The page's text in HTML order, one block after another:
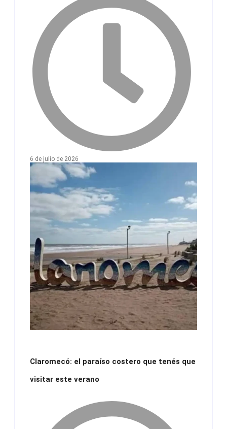
6 de julio de 2026
Claromecó: el paraíso costero que tenés que
visitar este verano